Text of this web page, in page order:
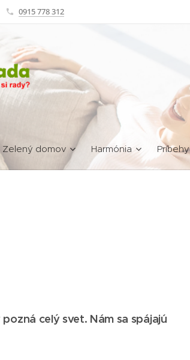
0915 778 312
Zelený domov Harmónia Príbehy
pozná celý svet. Nám sa spájajú